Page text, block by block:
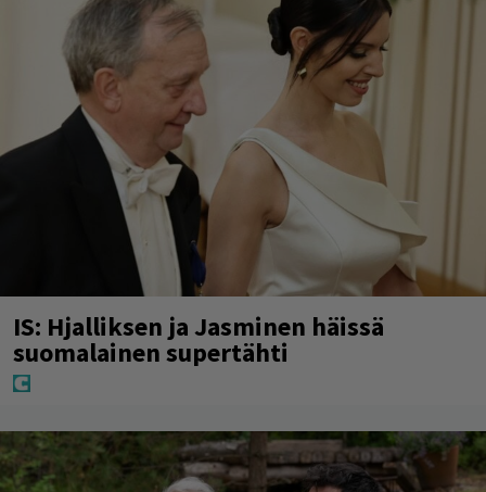
IS: Hjalliksen ja Jasminen häissä
suomalainen supertähti